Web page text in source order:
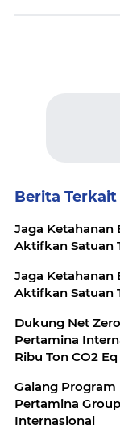
Berita Terkait
Jaga Ketahanan
Aktifkan Satuan
Jaga Ketahanan
Aktifkan Satuan
Dukung Net
Pertamina
Ribu Ton CO2 Eq
Galang
Pertamina Group
Internasional